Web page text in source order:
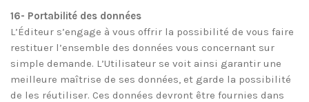
16- Portabilité des données
L’Éditeur s’engage à vous offrir la possibilité de vous faire
restituer l’ensemble des données vous concernant sur
simple demande. L’Utilisateur se voit ainsi garantir une
meilleure maîtrise de ses données, et garde la possibilité
de les réutiliser. Ces données devront être fournies dans